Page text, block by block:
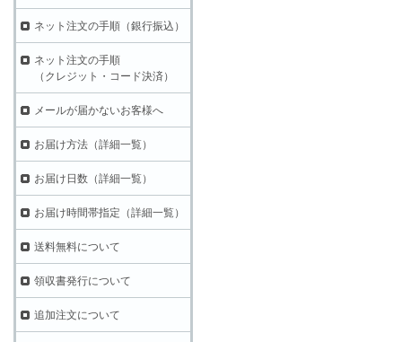
ネット注文の手順（銀行振込）
ネット注文の手順
（クレジット・コード決済）
メールが届かないお客様へ
お届け方法（詳細一覧）
お届け日数（詳細一覧）
お届け時間帯指定（詳細一覧）
送料無料について
領収書発行について
追加注文について